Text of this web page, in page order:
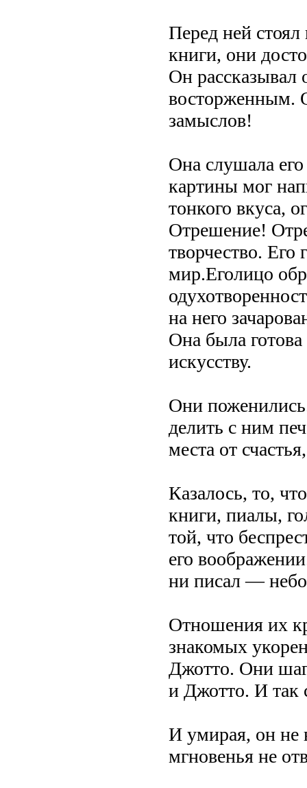
Перед ней
книги, они
Он рассказывал
восторженным.
замыслов!
Она слушала
картины мог
тонкого вкуса,
Отрешение!
творчество. Его
мир.Еголицо
на него
Она была готова
искусству.
Они
делить с ним
места от
Казалось, то,
книги, пиалы,
той, что
его
ни писал —
Отношения их
знакомых
Джотто. Они
и Джотто. И так
И умирая, он не
мгновенья не